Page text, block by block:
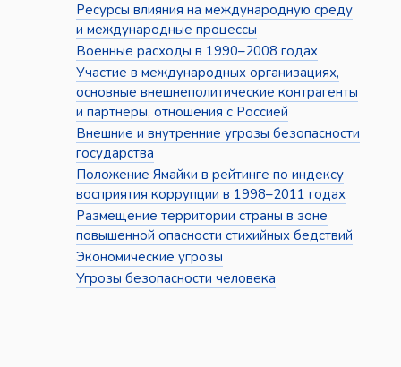
Ресурсы влияния на международную среду
и международные процессы
Военные расходы в 1990–2008 годах
Участие в международных организациях,
основные внешнеполитические контрагенты
и партнёры, отношения с Россией
Внешние и внутренние угрозы безопасности
государства
Положение Ямайки в рейтинге по индексу
восприятия коррупции в 1998–2011 годах
Размещение территории страны в зоне
повышенной опасности стихийных бедствий
Экономические угрозы
Угрозы безопасности человека